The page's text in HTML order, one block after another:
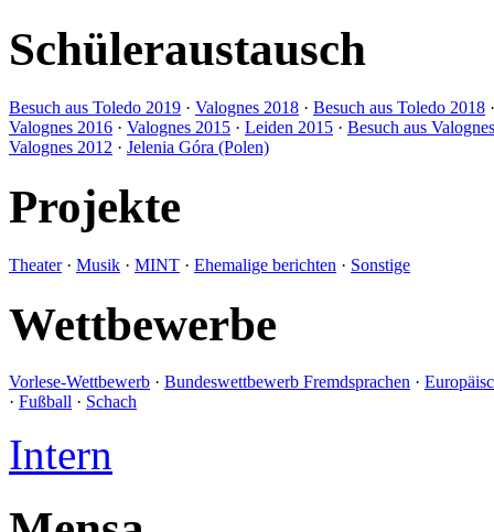
Schüleraustausch
Besuch aus Toledo 2019 · Valognes 2018 · Besuch aus Toledo 2018
Valognes 2016 · Valognes 2015 · Leiden 2015 · Besuch aus
Valognes 2012 · Jelenia Góra (Polen)
Projekte
Theater· Musik · MINT · Ehemalige berichten · Sonstige
Wettbewerbe
Vorlese-Wettbewerb · Bundeswettbewerb Fremdsprachen ·
· Fußball · Schach
Intern